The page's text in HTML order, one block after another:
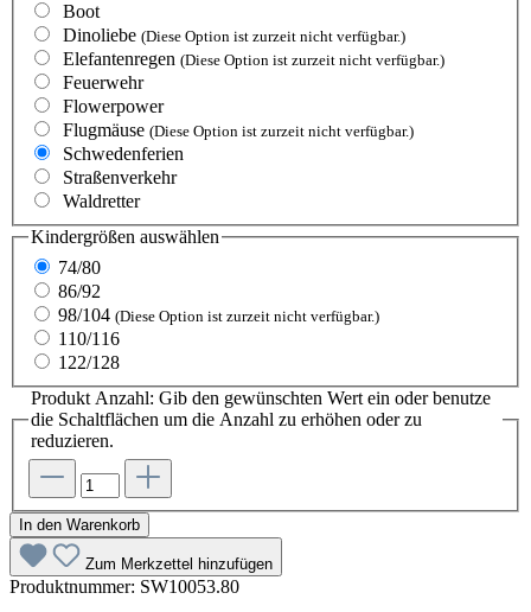
Boot
Dinoliebe (Diese Option ist zurzeit nicht verfügbar.)
Elefantenregen (Diese Option ist zurzeit nicht verfügbar.)
Feuerwehr
Flowerpower
Flugmäuse (Diese Option ist zurzeit nicht verfügbar.)
Schwedenferien
Straßenverkehr
Waldretter
Kindergrößen auswählen
74/80
86/92
98/104 (Diese Option ist zurzeit nicht verfügbar.)
110/116
122/128
Produkt Anzahl: Gib den gewünschten Wert ein oder benutze
die Schaltflächen um die Anzahl zu erhöhen oder zu
reduzieren.
In den Warenkorb
Zum Merkzettel hinzufügen
Produktnummer: SW10053.80